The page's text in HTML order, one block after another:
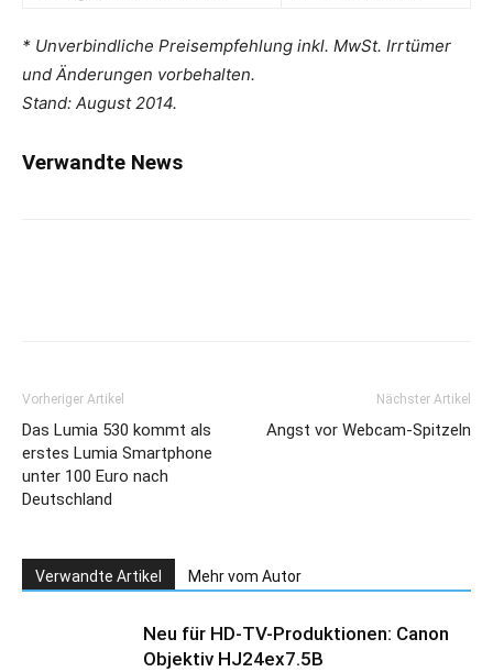
* Unverbindliche Preisempfehlung inkl. MwSt. Irrtümer
und Änderungen vorbehalten.
Stand: August 2014.
Verwandte News
Vorheriger Artikel
Das Lumia 530 kommt als
erstes Lumia Smartphone
unter 100 Euro nach
Deutschland
Nächster Artikel
Angst vor Webcam-Spitzeln
Verwandte Artikel Mehr vom Autor
Neu für HD-TV-Produktionen: Canon
Objektiv HJ24ex7.5B